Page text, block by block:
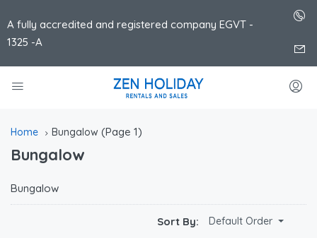
A fully accredited and registered company EGVT -
1325 -A
Home Bungalow (Page 1)
Bungalow
Bungalow
Sort By: Default Order